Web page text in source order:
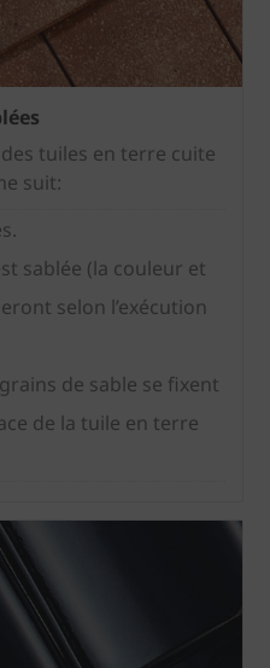
tuiles en terre cuite
suit:
sablée (la couleur et
selon l’exécution
de sable se fixent
de la tuile en terre